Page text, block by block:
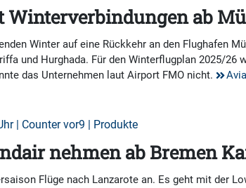
Winterverbindungen ab
Winter auf eine Rückkehr an den Flughafen
und Hurghada. Für den Winterflugplan 2025/
das Unternehmen laut Airport FMO nicht.
| Counter vor9 | Produkte
nehmen ab Bremen
Flüge nach Lanzarote an. Es geht mit der